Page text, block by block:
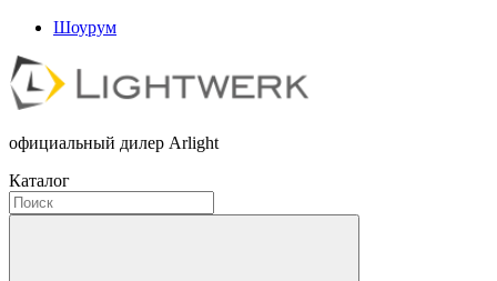
Шоурум
официальный дилер Arlight
Каталог